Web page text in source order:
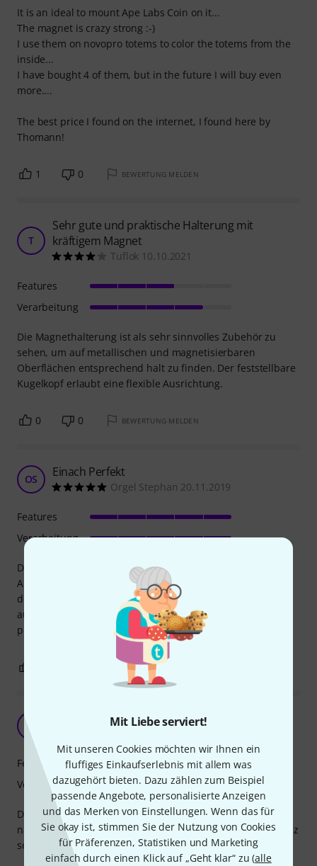
Mit Liebe serviert!
Mit unseren Cookies möchten wir Ihnen ein
fluffiges Einkaufserlebnis mit allem was
dazugehört bieten. Dazu zählen zum Beispiel
passende Angebote, personalisierte Anzeigen
und das Merken von Einstellungen. Wenn das für
Sie okay ist, stimmen Sie der Nutzung von Cookies
für Präferenzen, Statistiken und Marketing
einfach durch einen Klick auf „Geht klar“ zu (alle
It is an ideal to mount Ape Labs Coin on it...
The magnet is crazy strong :-)
I use them on novopro totems to color the totems from the
inside...
I have bought 4 of them, but in the future I will buy even
more....
The best price I found on the internet, I found here by
Thomann!
1 0 BEWERTUNG MELDEN
T
Sehr gute und praktische Halterung mit
kräftigem Magnet
Tuflok 10.10.2021
Die Magnethalterung ist als sehr sinnvolles Zubehör zu
sehen, um auf metallischen und magnetisierbaren
Oberflächen entsprechend halt zu finden. Der feststellbare
Kugelkopf erlaubt eine flexible Ausrichtung.
Features
Verarbeitung
0 0 BEWERTUNG MELDEN
OS Einach Perfekt
Orgel Stephan 20.11.2019
Die Magnethalterung von Ape überzeugt schon nach dem
Auspacken auf Grund der hochwertigen Materialien und
der tollen Verarbeitung. Die Ape Labs Ballheads sind leicht
auf dem Adapter ohne Zusatzwerkzeug zu montieren. Die
praktische Magnetbefestigung lässt keine Wünsche offen.
Features
Verarbeitung
BEWERTUNG MELDEN
S Macht einen stabilen und wertigen Eindruck
Die Magnetkraft dürfte für die Cans etwas stärker sein. Je
nach Winkel hält die Halterung, bzw. Der Magnet nicht ganz
so wie gewünscht.
Features
Verarbeitung